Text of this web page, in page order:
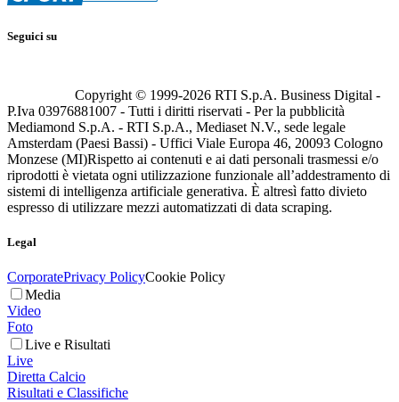
Seguici su
Copyright © 1999-2026 RTI S.p.A. Business Digital -
P.Iva 03976881007 - Tutti i diritti riservati - Per la pubblicità
Mediamond S.p.A. - RTI S.p.A., Mediaset N.V., sede legale
Amsterdam (Paesi Bassi) - Uffici Viale Europa 46, 20093 Cologno
Monzese (MI)Rispetto ai contenuti e ai dati personali trasmessi e/o
riprodotti è vietata ogni utilizzazione funzionale all’addestramento di
sistemi di intelligenza artificiale generativa. È altresì fatto divieto
espresso di utilizzare mezzi automatizzati di data scraping.
Legal
CorporatePrivacy PolicyCookie Policy
Media
Video
Foto
Live e Risultati
Live
Diretta Calcio
Risultati e Classifiche